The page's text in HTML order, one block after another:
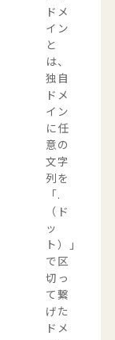
ドメ
イン
と
は、
独自
ドメ
イン
に任
意の
文字
列を
「.
（ド
ッ
ト）」
で区
切っ
て繋
げた
ドメ